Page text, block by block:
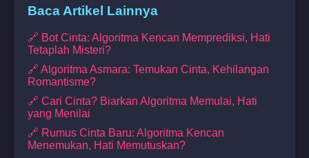
Baca Artikel Lainnya
🔗 Bot Cinta: Algoritma Kencan Memprediksi, Hati
Tetaplah Misteri?
🔗 Algoritma Asmara: Temukan Cinta, Kehilangan
Romantisme?
🔗 Cari Cinta? Biarkan Algoritma Memulai, Hati
yang Menilai
🔗 Rumus Cinta Baru: Algoritma Kencan
Menemukan, Hati Memutuskan?